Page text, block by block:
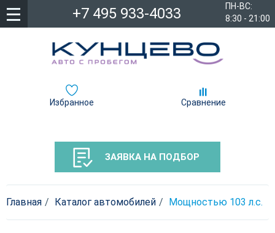
ПН-ВС:
8:30 - 21:00
+7 495 933-4033
Избранное Сравнение
ЗАЯВКА НА ПОДБОР
Главная Каталог автомобилей Мощностью 103 л.c.